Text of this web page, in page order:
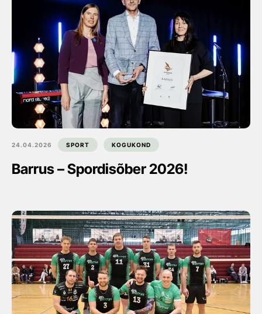
24.04.2026 SPORT KOGUKOND
Barrus – Spordisõber 2026!